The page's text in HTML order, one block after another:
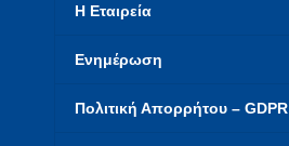
Η Εταιρεία
Ενημέρωση
Πολιτική Απορρήτου – GDPR